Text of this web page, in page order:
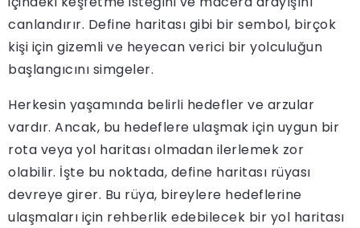
canlandırır. Define haritası gibi bir sembol, birçok
kişi için gizemli ve heyecan verici bir yolculuğun
başlangıcını simgeler.
Herkesin yaşamında belirli hedefler ve arzular
vardır. Ancak, bu hedeflere ulaşmak için uygun bir
rota veya yol haritası olmadan ilerlemek zor
olabilir. İşte bu noktada, define haritası rüyası
devreye girer. Bu rüya, bireylere hedeflerine
ulaşmaları için rehberlik edebilecek bir yol haritası